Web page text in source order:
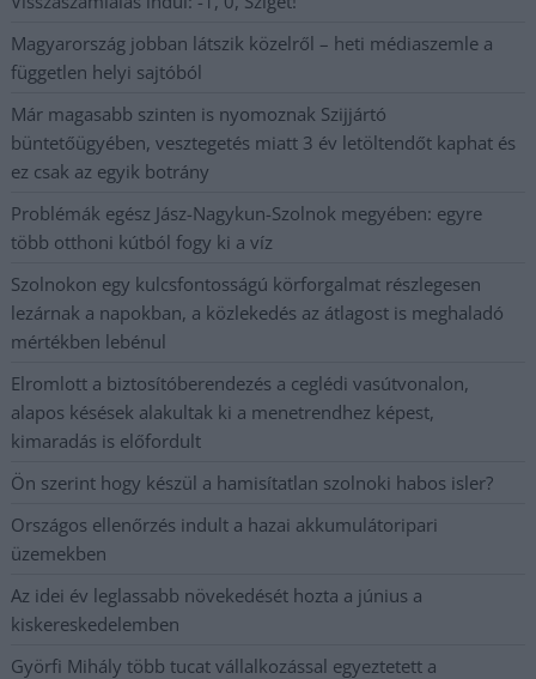
Magyarország jobban látszik közelről – heti médiaszemle a
független helyi sajtóból
Már magasabb szinten is nyomoznak Szijjártó
büntetőügyében, vesztegetés miatt 3 év letöltendőt kaphat és
ez csak az egyik botrány
Problémák egész Jász-Nagykun-Szolnok megyében: egyre
több otthoni kútból fogy ki a víz
Szolnokon egy kulcsfontosságú körforgalmat részlegesen
lezárnak a napokban, a közlekedés az átlagost is meghaladó
mértékben lebénul
Elromlott a biztosítóberendezés a ceglédi vasútvonalon,
alapos késések alakultak ki a menetrendhez képest,
kimaradás is előfordult
Ön szerint hogy készül a hamisítatlan szolnoki habos isler?
Országos ellenőrzés indult a hazai akkumulátoripari
üzemekben
Az idei év leglassabb növekedését hozta a június a
kiskereskedelemben
Györfi Mihály több tucat vállalkozással egyeztetett a